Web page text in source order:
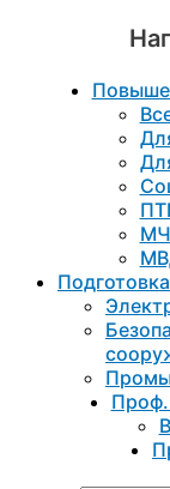
Проф.